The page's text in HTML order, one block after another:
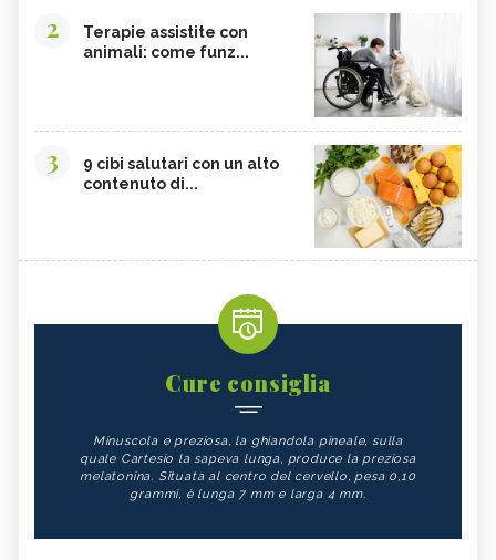
2
Terapie assistite con
animali: come funz...
3
9 cibi salutari con un alto
contenuto di...
Cure consiglia
Minuscola e preziosa, la ghiandola pineale, sulla
quale Cartesio la sapeva lunga, produce la preziosa
melatonina. Situata al centro del cervello, pesa 0,10
grammi, è lunga 7 mm e larga 4 mm.